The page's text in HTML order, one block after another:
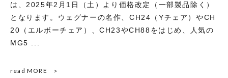
は、2025年2月1日（土）より価格改定（一部製品除く）
となります。ウェグナーの名作、CH24（Yチェア）やCH
20（エルボーチェア）、CH23やCH88をはじめ、人気の
MG5 ...
read MORE